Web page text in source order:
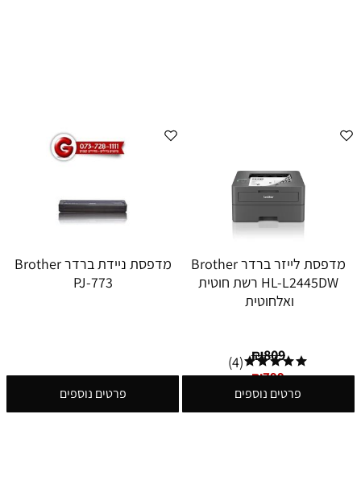
מדפסת לייזר ברדר Brother
HL-L2445DW רשת חוטית
ואלחוטית
₪809
₪799
(4)
פרטים נוספים
מדפסת ניידת ברדר Brother
PJ-773
פרטים נוספים